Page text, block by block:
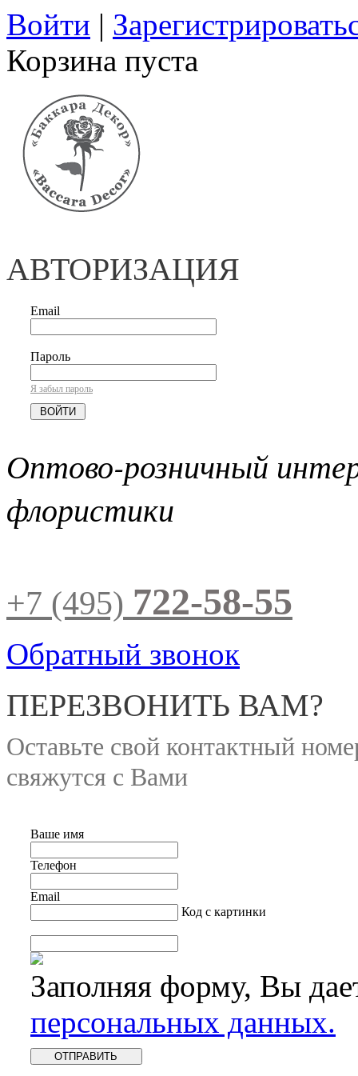
Войти |
Корзина пуста
АВТОРИЗАЦИЯ
Email
Пароль
Я забыл пароль
Оптово-розничный
флористики
+7 (495) 722-58-55
Обратный звонок
ПЕРЕЗВОНИТЬ ВАМ?
Оставьте свой контактный
свяжутся с Вами
Ваше имя
Телефон
Email
Код с картинки
Заполняя форму, Вы
персональных данных.